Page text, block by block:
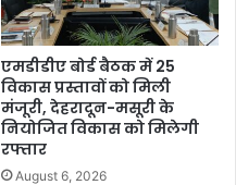
एमडीडीए बोर्ड बैठक में 25
विकास प्रस्तावों को मिली
मंजूरी, देहरादून-मसूरी के
नियोजित विकास को मिलेगी
रफ्तार
August 6, 2026